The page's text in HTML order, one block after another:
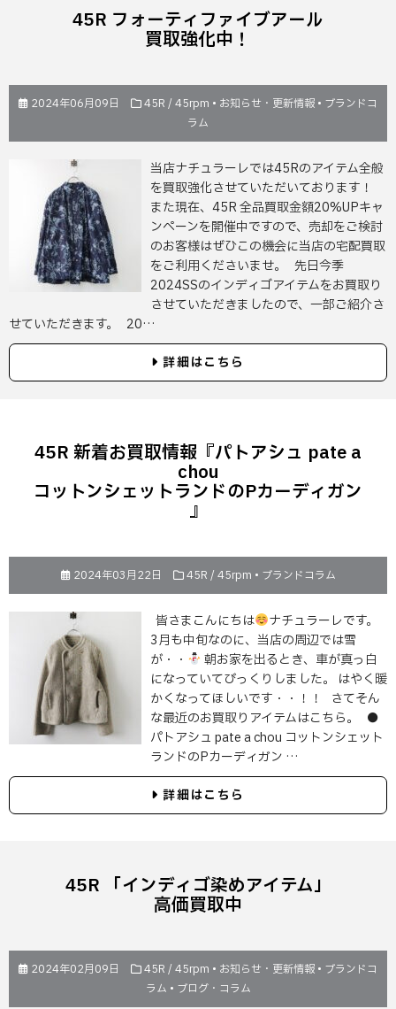
45R フォーティファイブアール
買取強化中！
2024年06月09日 45R / 45rpm • お知らせ・更新情報 • ブランドコ
ラム
当店ナチュラーレでは45Rのアイテム全般
を買取強化させていただいております！
また現在、45R 全品買取金額20%UPキャ
ンペーンを開催中ですので、売却をご検討
のお客様はぜひこの機会に当店の宅配買取
をご利用くださいませ。 先日今季
2024SSのインディゴアイテムをお買取り
させていただきましたので、一部ご紹介さ
せていただきます。 20…
詳細はこちら
45R 新着お買取情報『パトアシュ pate a
chou
コットンシェットランドのPカーディガン
』
2024年03月22日 45R / 45rpm • ブランドコラム
皆さまこんにちは
ナチュラーレです。
3月も中旬なのに、当店の周辺では雪
が・・
朝お家を出るとき、車が真っ白
になっていてびっくりしました。 はやく暖
かくなってほしいです・・！！ さてそん
な最近のお買取りアイテムはこちら。 ●
パトアシュ pate a chou コットンシェット
ランドのPカーディガン …
詳細はこちら
45R 「インディゴ染めアイテム」
高価買取中
2024年02月09日 45R / 45rpm • お知らせ・更新情報 • ブランドコ
ラム • ブログ・コラム